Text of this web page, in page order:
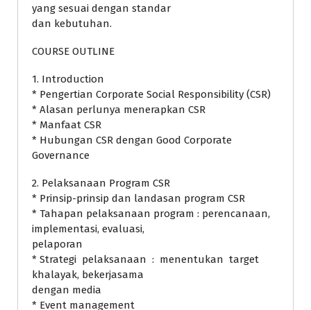
yang sesuai dengan standar
dan kebutuhan.
COURSE OUTLINE
1. Introduction
* Pengertian Corporate Social Responsibility (CSR)
* Alasan perlunya menerapkan CSR
* Manfaat CSR
* Hubungan CSR dengan Good Corporate
Governance
2. Pelaksanaan Program CSR
* Prinsip-prinsip dan landasan program CSR
* Tahapan pelaksanaan program : perencanaan,
implementasi, evaluasi,
pelaporan
* Strategi pelaksanaan : menentukan target
khalayak, bekerjasama
dengan media
* Event management